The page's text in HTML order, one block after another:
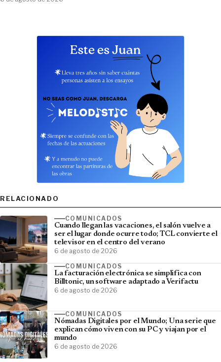
RELACIONADO
COMUNICADOS
Cuando llegan las vacaciones, el salón vuelve a
ser el lugar donde ocurre todo; TCL convierte el
televisor en el centro del verano
6 de agosto de 2026
COMUNICADOS
La facturación electrónica se simplifica con
Billtonic, un software adaptado a Verifactu
6 de agosto de 2026
COMUNICADOS
Nómadas Digitales por el Mundo; Una serie que
explican cómo viven con su PC y viajan por el
mundo
6 de agosto de 2026